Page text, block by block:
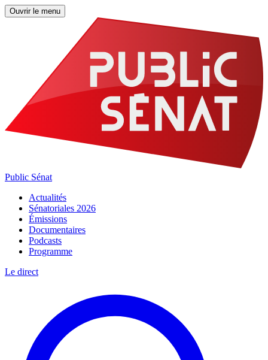
Ouvrir le menu
Public Sénat
Actualités
Sénatoriales 2026
Émissions
Documentaires
Podcasts
Programme
Le direct